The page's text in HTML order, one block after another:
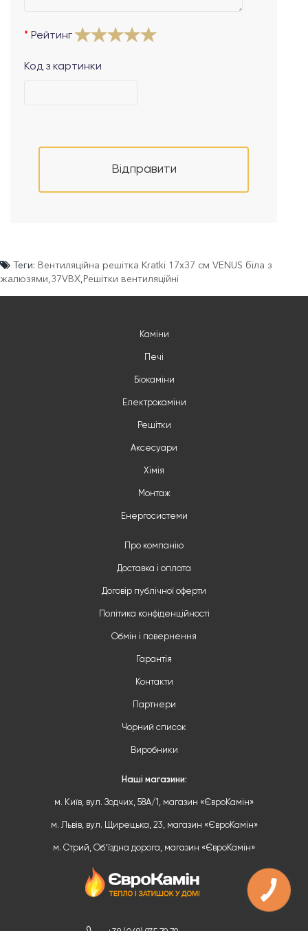
Рейтинг
Код з картинки
Відправити
Теги: Вентиляційна решітка Kratki 17x37 см VENUS біла з
жалюзями,37VBX,Решітки вентиляційні
Каміни
Печі
Біокаміни
Електрокаміни
Решітки
Аксесуари
Хімія
Монтаж
Енергосистеми
Про компанію
Доставка і оплата
Договір публічної оферти
Політика конфіденційності
Обмін і повернення
Гарантія
Контакти
Партнери
Чорний список
Виробники
Наші магазини:
м. Київ, вул. Зодчих, 58А/1, магазин «ЄвроКамін»
м. Львів, вул. Щирецька, 23, магазин «ЄвроКамін»
м. Стрий, Обʼїздна дорога, магазин «ЄвроКамін»